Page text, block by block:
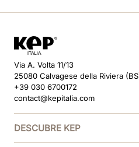
Via A. Volta 11/13
25080 Calvagese della Riviera
+39 030 6700172
contact@kepitalia.com
DESCUBRE KEP